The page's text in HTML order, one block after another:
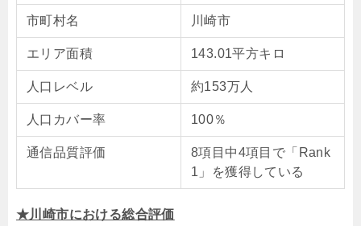
市町村名 川崎市
エリア面積 143.01平方キロ
人口レベル 約153万人
人口カバー率 100％
通信品質評価
8項目中4項目で「Rank
1」を獲得している
★川崎市における総合評価